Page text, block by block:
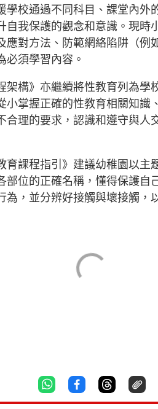
學校通過不同科目、課堂內外
自我保護的觀念和意識。現時
應對方法、防範網絡陷阱（例
必須學習內容。
架構》亦繼續將性教育列為學
小掌握正確的性教育相關知識
理的要求，認識和遵守與人
育課程指引》建議幼稚園以主
部位的正確名稱，懂得保護自
，並分辨好接觸與壞接觸，